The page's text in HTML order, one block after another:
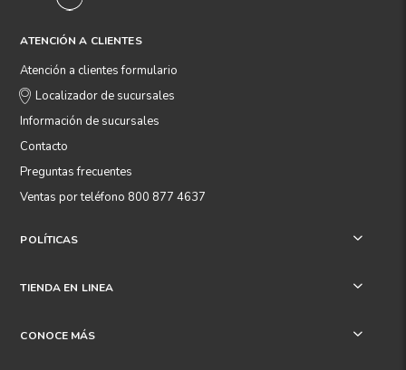
ATENCIÓN A CLIENTES
Atención a clientes formulario
Localizador de sucursales
Información de sucursales
Contacto
Preguntas frecuentes
Ventas por teléfono 800 877 4637
POLÍTICAS +
TIENDA EN LINEA +
CONOCE MÁS +